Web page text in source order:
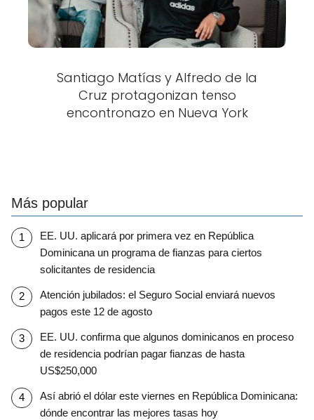
Santiago Matías y Alfredo de la
Cruz protagonizan tenso
encontronazo en Nueva York
Más popular
EE. UU. aplicará por primera vez en República
Dominicana un programa de fianzas para ciertos
solicitantes de residencia
Atención jubilados: el Seguro Social enviará nuevos
pagos este 12 de agosto
EE. UU. confirma que algunos dominicanos en proceso
de residencia podrían pagar fianzas de hasta
US$250,000
Así abrió el dólar este viernes en República Dominicana:
dónde encontrar las mejores tasas hoy